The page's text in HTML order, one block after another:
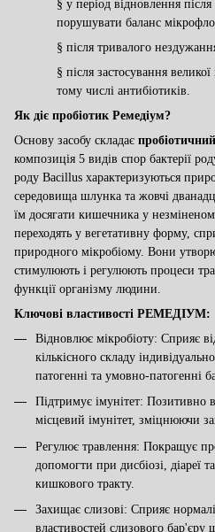
§ у період відновлення
порушувати баланс
§ після тривалого
§ після застосування великої
тому числі антибіотиків.
Як діє пробіотик Ремедіум?
Основу засобу складає
композиція 5 видів спор бактерії
роду Bacillus характеризуються
середовища шлунка та жовчі
їм досягати кишечника у
переходять у вегетативну форму,
природного мікробіому. Вони
стимулюють і регулюють процеси
функції організму людини.
Ключові властивості РЕМЕДІУМ:
Відновлює мікробіоту: Сприяє
кількісного складу
патогенні та умовно-патогенні
Підтримує імунітет: Позитивно
місцевий імунітет, зміцнюючи
Регулює травлення: Покращує
допомогти при дисбіозі, діареї
кишкового тракту.
Захищає слизові: Сприяє
властивостей слизового